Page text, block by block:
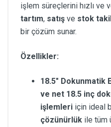
işlem süreçlerini hızlı ve
tartım, satış ve stok
bir çözüm sunar.
Özellikler:
18.5" Dokunmatik
ve net 18.5 inç
işlemleri için ideal
çözünürlük ile tüm